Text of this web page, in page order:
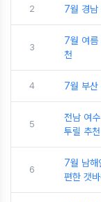
2 7월 경남
3
7월 여름
천
4 7월 부산
5
전남 여
투릴 추천
6
7월 남해
편한 갯